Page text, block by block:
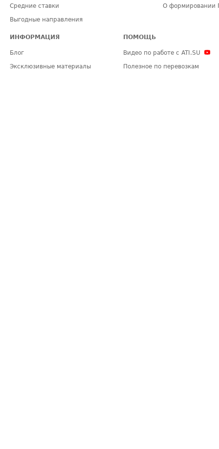
Средние ставки
Выгодные направления
О формировании
ИНФОРМАЦИЯ
Блог
Эксклюзивные материалы
ПОМОЩЬ
Видео по работе с ATI.SU
Полезное по перевозкам